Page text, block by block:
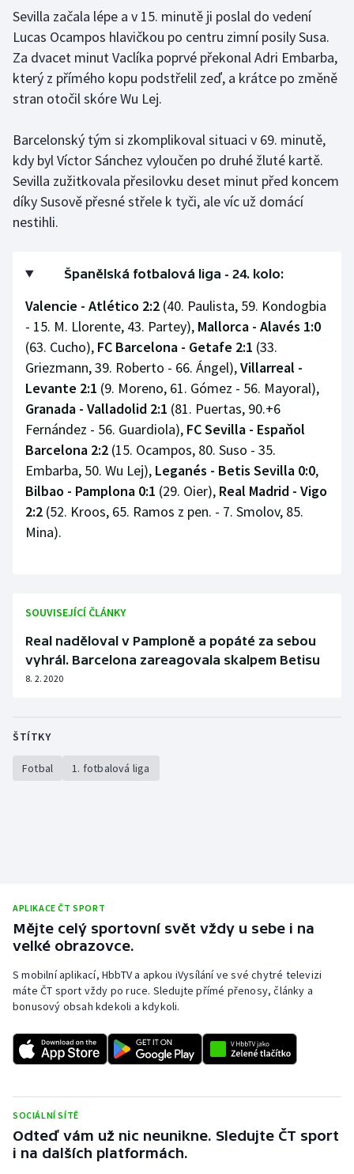
Stolní tenis
Triatlon
Veslování
Volejbal
Ostatní
Sevilla začala lépe a v 15. minutě ji poslal do vedení
Lucas Ocampos hlavičkou po centru zimní posily Susa.
Za dvacet minut Vaclíka poprvé překonal Adri Embarba,
který z přímého kopu podstřelil zeď, a krátce po změně
stran otočil skóre Wu Lej.
Barcelonský tým si zkomplikoval situaci v 69. minutě,
kdy byl Víctor Sánchez vyloučen po druhé žluté kartě.
Sevilla zužitkovala přesilovku deset minut před koncem
díky Susově přesné střele k tyči, ale víc už domácí
nestihli.
Španělská fotbalová liga - 24. kolo:
Valencie - Atlético 2:2 (40. Paulista, 59. Kondogbia
- 15. M. Llorente, 43. Partey), Mallorca - Alavés 1:0
(63. Cucho), FC Barcelona - Getafe 2:1 (33.
Griezmann, 39. Roberto - 66. Ángel),Villarreal -
Levante 2:1 (9. Moreno, 61. Gómez - 56. Mayoral),
Granada - Valladolid 2:1 (81. Puertas, 90.+6
Fernández - 56. Guardiola), FC Sevilla - Espaňol
Barcelona 2:2 (15. Ocampos, 80. Suso - 35.
Embarba, 50. Wu Lej), Leganés - Betis Sevilla 0:0,
Bilbao - Pamplona 0:1 (29. Oier), Real Madrid - Vigo
2:2 (52. Kroos, 65. Ramos z pen. - 7. Smolov, 85.
Mina).
SOUVISEJÍCÍ ČLÁNKY
Real naděloval v Pamploně a popáté za sebou
vyhrál. Barcelona zareagovala skalpem Betisu
8. 2. 2020
ŠTÍTKY
Fotbal 1. fotbalová liga
APLIKACE ČT SPORT
Mějte celý sportovní svět vždy u sebe i na
velké obrazovce.
S mobilní aplikací, HbbTV a apkou iVysílání ve své chytré televizi
máte ČT sport vždy po ruce. Sledujte přímé přenosy, články a
bonusový obsah kdekoli a kdykoli.
SOCIÁLNÍ SÍTĚ
Odteď vám už nic neunikne. Sledujte ČT sport
i na dalších platformách.